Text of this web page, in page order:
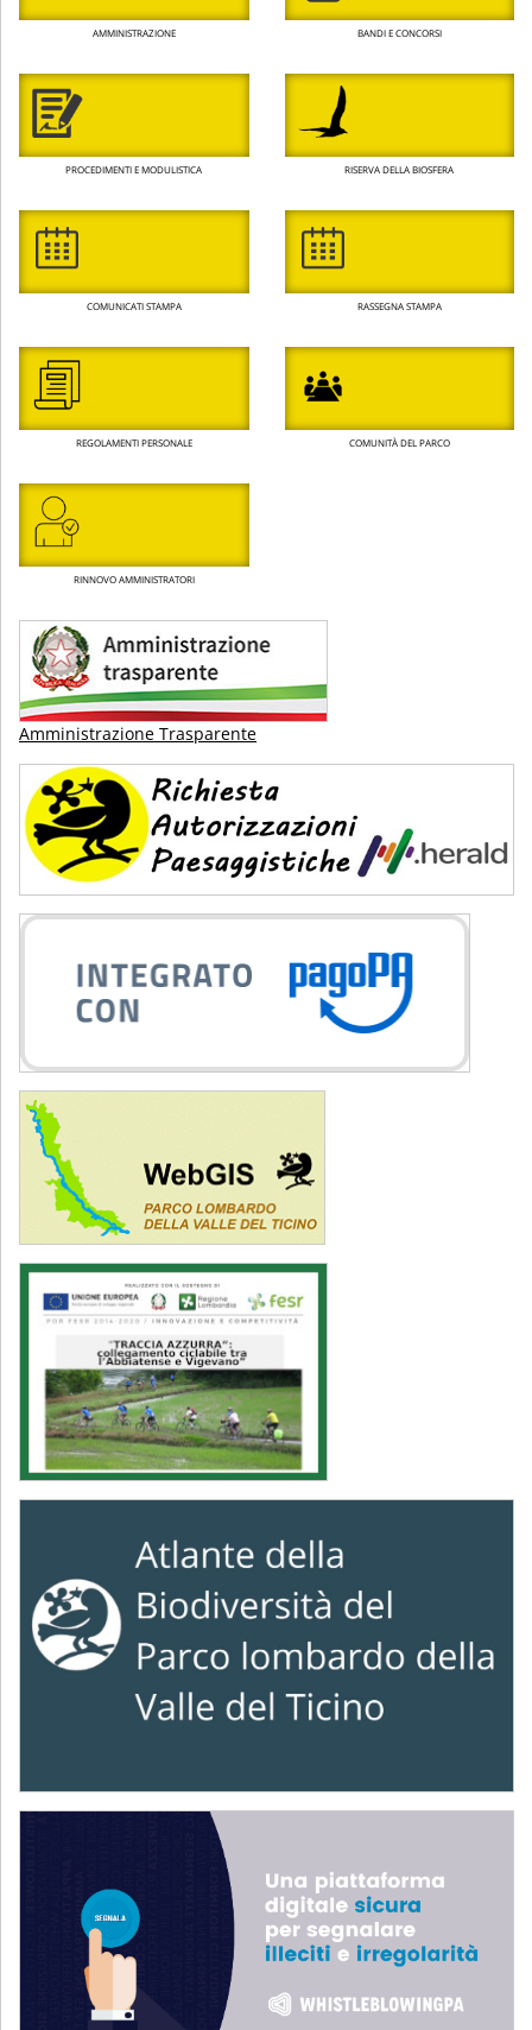
AMMINISTRAZIONE BANDI E CONCORSI
PROCEDIMENTI E MODULISTICA RISERVA DELLA BIOSFERA
COMUNICATI STAMPA RASSEGNA STAMPA
REGOLAMENTI PERSONALE COMUNITÀ DEL PARCO
RINNOVO AMMINISTRATORI
Amministrazione Trasparente